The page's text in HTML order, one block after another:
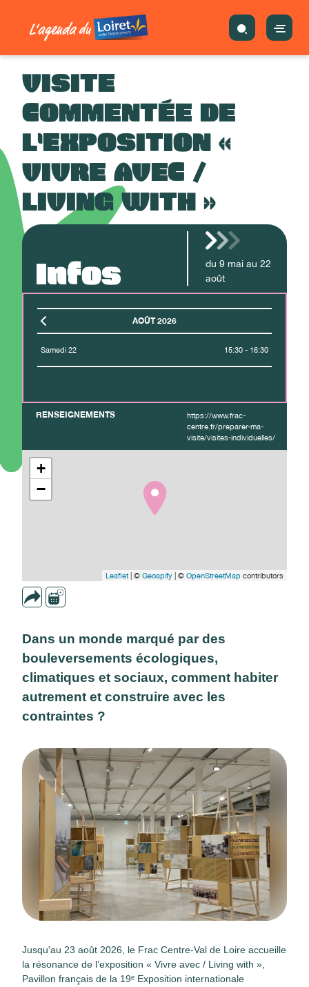
VISITE
COMMENTÉE DE
L'EXPOSITION «
VIVRE AVEC /
LIVING WITH »
Infos du 9 mai au 22
août
AOÛT 2026
Samedi 22 15:30 - 16:30
RENSEIGNEMENTS
https://www.frac-
centre.fr/preparer-ma-
visite/visites-individuelles/
+
−
Leaflet| © Geoapify | © OpenStreetMap contributors
Dans un monde marqué par des
bouleversements écologiques,
climatiques et sociaux, comment habiter
autrement et construire avec les
contraintes ?
Jusqu'au 23 août 2026, le Frac Centre-Val de Loire accueille
la résonance de l’exposition « Vivre avec / Living with »,
Pavillon français de la 19ᵉ Exposition internationale